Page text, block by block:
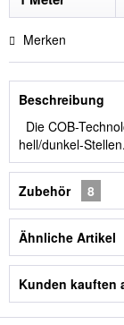
Merken
Beschreibung
Die COB-
hell/dunkel-
Zubehör 8
Ähnliche Artikel
Kunden kauften